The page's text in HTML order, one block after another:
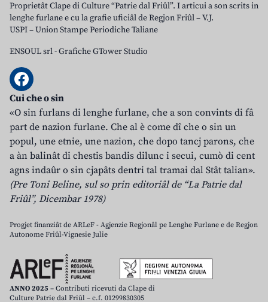
Proprietât Clape di Culture “Patrie dal Friûl”. I articui a son scrits in
lenghe furlane e cu la grafie uficiâl de Regjon Friûl – V.J.
USPI – Union Stampe Periodiche Taliane
ENSOUL srl-Grafiche GTower Studio
Cui che o sin
«O sin furlans di lenghe furlane, che a son convints di fâ
part de nazion furlane. Che al è come dî che o sin un
popul, une etnie, une nazion, che dopo tancj parons, che
a àn balinât di chestis bandis dilunc i secui, cumò di cent
agns indaûr o sin cjapâts dentri tal tramai dal Stât talian».
(Pre Toni Beline, sul so prin editoriâl de “La Patrie dal
Friûl”, Dicembar 1978)
Progjet finanziât de ARLeF - Agjenzie Regjonâl pe Lenghe Furlane e de Regjon
Autonome Friûl-Vignesie Julie
ANNO 2025 – Contributi ricevuti da Clape di
Culture Patrie dal Friûl – c.f. 01299830305